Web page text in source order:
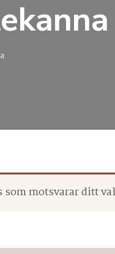
motsvarar ditt